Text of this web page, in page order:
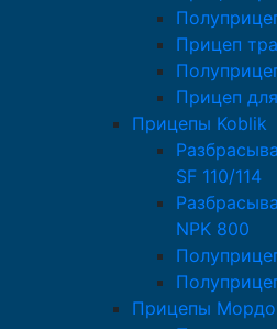
Прицеп
Прицеп
Прицепы Koblik
SF 110/114
NPK 800
Прицепы